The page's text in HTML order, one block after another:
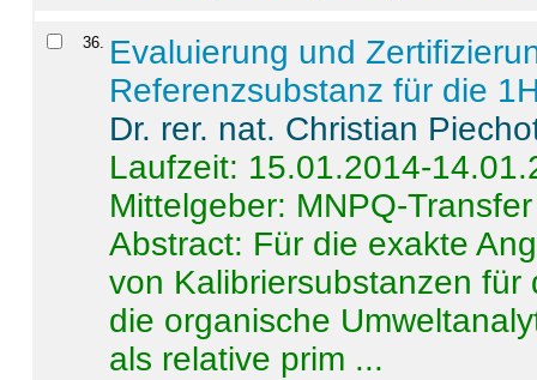
36. Evaluierung und
Referenzsubstanz für die
Dr. rer. nat. Christian
Laufzeit: 15.01.2014-
Mittelgeber: MNPQ-Transfer
Abstract: Für die exakte
von Kalibriersubstanzen
die organische
als relative prim ...